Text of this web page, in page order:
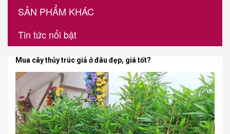
SẢN PHẨM KHÁC
Tin tức nổi bật
Mua cây thủy trúc giả ở đâu đẹp, giá tốt?